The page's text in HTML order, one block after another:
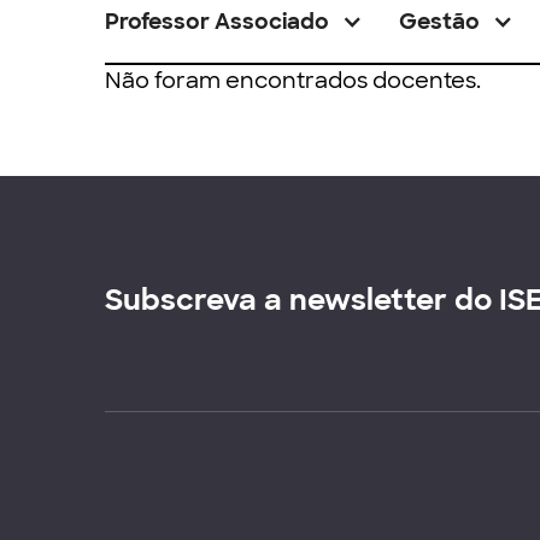
Professor Associado Gestão
Não foram encontrados docentes.
Subscreva a newsletter do